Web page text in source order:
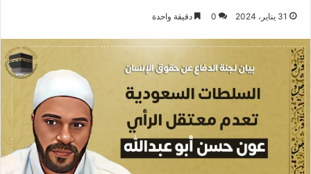
31 يناير، 2024 0 دقيقة واحدة